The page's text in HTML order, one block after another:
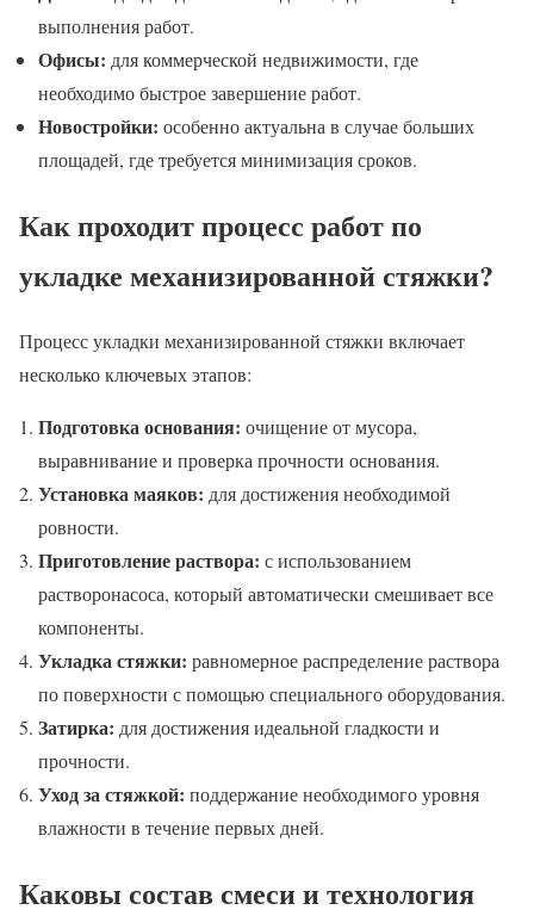
выполнения работ.
Офисы: для коммерческой недвижимости, где
необходимо быстрое завершение работ.
Новостройки: особенно актуальна в случае больших
площадей, где требуется минимизация сроков.
Как проходит процесс работ по
укладке механизированной стяжки?
Процесс укладки механизированной стяжки включает
несколько ключевых этапов:
Подготовка основания: очищение от мусора,
выравнивание и проверка прочности основания.
Установка маяков: для достижения необходимой
ровности.
Приготовление раствора: с использованием
растворонасоса, который автоматически смешивает все
компоненты.
Укладка стяжки: равномерное распределение раствора
по поверхности с помощью специального оборудования.
Затирка: для достижения идеальной гладкости и
прочности.
Уход за стяжкой: поддержание необходимого уровня
влажности в течение первых дней.
Каковы состав смеси и технология